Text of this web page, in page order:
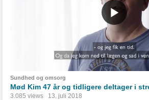
Sundhed og omsorg
Mød Kim 47 år og tidligere deltager i
3.085 views 13. juli 2018